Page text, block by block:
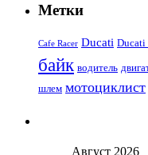
Метки
Cafe Racer Ducati Ducati
байк водитель
шлем мотоциклист
Август 2026